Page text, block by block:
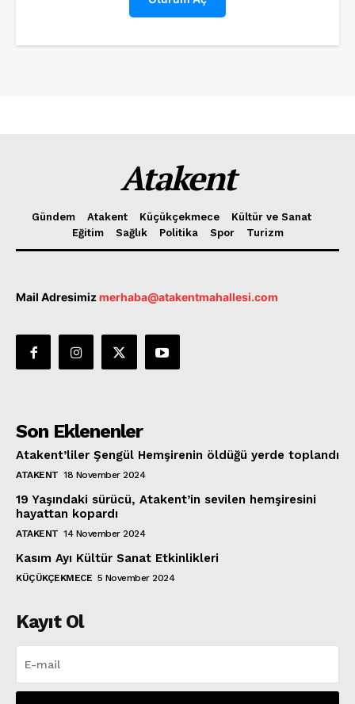
Atakent
Gündem Atakent Küçükçekmece
Kültür ve Sanat
Eğitim
Sağlık Politika Spor Turizm
Mail Adresimizmerhaba@atakentmahallesi.com
Son Eklenenler
Atakent’liler Şengül Hemşirenin öldüğü yerde toplandı
ATAKENT 18 November 2024
19 Yaşındaki sürücü, Atakent’in sevilen hemşiresini
hayattan kopardı
ATAKENT 14 November 2024
Kasım Ayı Kültür Sanat Etkinlikleri
KÜÇÜKÇEKMECE 5 November 2024
Kayıt Ol